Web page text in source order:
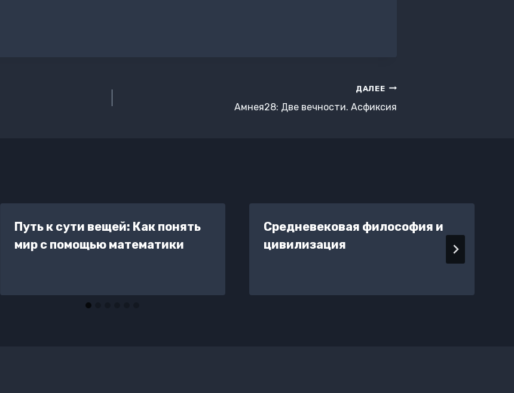
ДАЛЕЕ
Амнея28: Две вечности. Асфиксия
Путь к сути вещей: Как понять
мир с помощью математики
Средневековая философия и
цивилизация